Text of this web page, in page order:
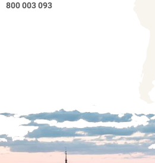
800 003 093